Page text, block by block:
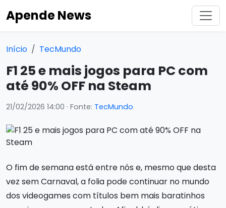
Apende News
Início TecMundo
F1 25 e mais jogos para PC com
até 90% OFF na Steam
21/02/2026 14:00 · Fonte: TecMundo
O fim de semana está entre nós e, mesmo que desta
vez sem Carnaval, a folia pode continuar no mundo
dos videogames com títulos bem mais baratinhos